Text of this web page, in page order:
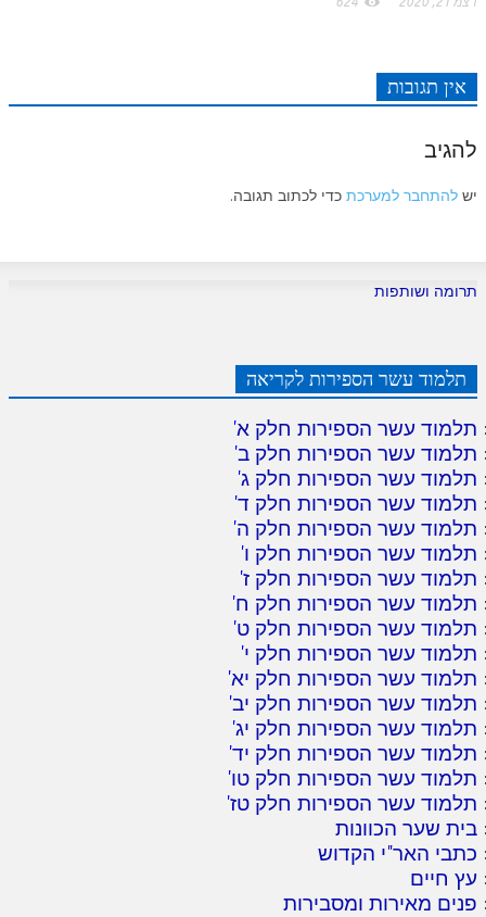
אין תגובות
להגיב
יש להתחבר למערכת כדי לכתוב תגובה.
תרומה ושותפות
תלמוד עשר הספירות לקריאה
תלמוד עשר הספירות חלק א'
תלמוד עשר הספירות חלק ב'
תלמוד עשר הספירות חלק ג'
תלמוד עשר הספירות חלק ד'
תלמוד עשר הספירות חלק ה'
תלמוד עשר הספירות חלק ו'
תלמוד עשר הספירות חלק ז'
תלמוד עשר הספירות חלק ח'
תלמוד עשר הספירות חלק ט'
תלמוד עשר הספירות חלק י'
תלמוד עשר הספירות חלק יא'
תלמוד עשר הספירות חלק יב'
תלמוד עשר הספירות חלק יג'
תלמוד עשר הספירות חלק יד'
תלמוד עשר הספירות חלק טו'
תלמוד עשר הספירות חלק טז'
בית שער הכוונות
כתבי האר"י הקדוש
עץ חיים
פנים מאירות ומסבירות